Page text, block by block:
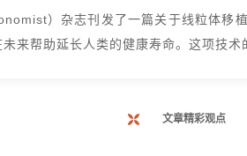
）杂志刊发了一篇关于线粒体移植
来帮助延长人类的健康寿命。这项技术
文章精彩观点